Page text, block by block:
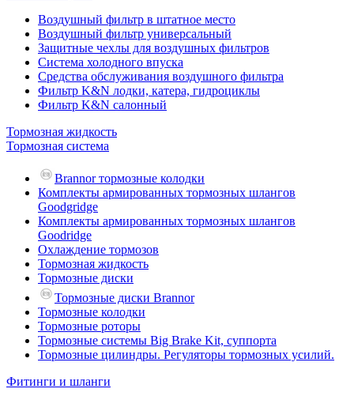
Воздушный фильтр в штатное место
Воздушный фильтр универсальный
Защитные чехлы для воздушных фильтров
Система холодного впуска
Средства обслуживания воздушного фильтра
Фильтр K&N лодки, катера, гидроциклы
Фильтр K&N салонный
Тормозная жидкость
Тормозная система
Brannor тормозные колодки
Комплекты армированных тормозных шлангов
Goodgridge
Комплекты армированных тормозных шлангов
Goodridge
Охлаждение тормозов
Тормозная жидкость
Тормозные диски
Тормозные диски Brannor
Тормозные колодки
Тормозные роторы
Тормозные системы Big Brake Kit, суппорта
Тормозные цилиндры. Регуляторы тормозных усилий.
Фитинги и шланги